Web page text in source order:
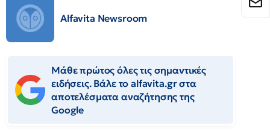
Alfavita Newsroom
Μάθε πρώτος όλες τις σημαντικές
ειδήσεις. Βάλε το alfavita.gr στα
αποτελέσματα αναζήτησης της
Google